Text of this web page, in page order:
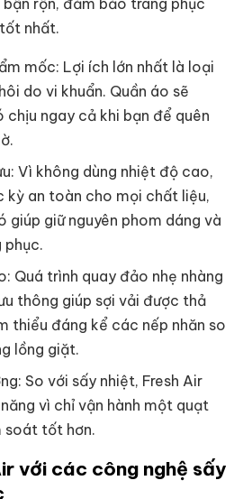
nhất.
mốc: Lợi ích lớn nhất là loại
do vi khuẩn. Quần áo sẽ
chịu ngay cả khi bạn để quên
Vì không dùng nhiệt độ cao,
kỳ an toàn cho mọi chất liệu,
giúp giữ nguyên phom dáng và
phục.
Quá trình quay đảo nhẹ nhàng
thông giúp sợi vải được thả
thiểu đáng kể các nếp nhăn so
lồng giặt.
So với sấy nhiệt, Fresh Air
vì chỉ vận hành một quạt
soát tốt hơn.
với các công nghệ sấy